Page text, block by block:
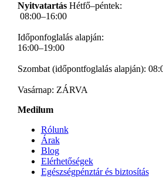
NyitvatartásHétfő–péntek:
08:00–16:00
Időponfoglalás alapján:
16:00–19:00
Szombat (időpontfoglalás alapján):
Vasárnap: ZÁRVA
Medilum
Rólunk
Árak
Blog
Elérhetőségek
Egészségpénztár és biztosítás